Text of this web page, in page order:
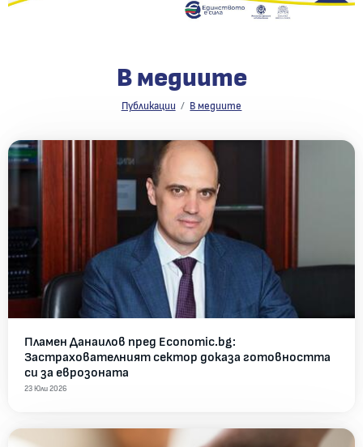
В медиите
Публикации В медиите
В медиите
Всички новини
Пламен Данаилов пред Economic.bg:
Застрахователният сектор доказа готовността
си за еврозоната
23 Юли 2026